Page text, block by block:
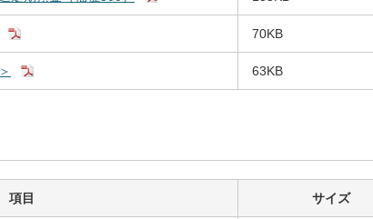
70KB
63KB
項目 サイズ